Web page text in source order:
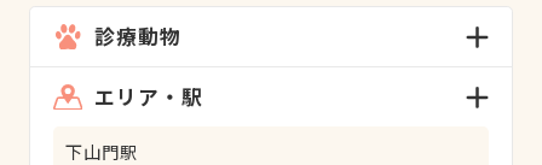
診療動物
エリア・駅
下山門駅